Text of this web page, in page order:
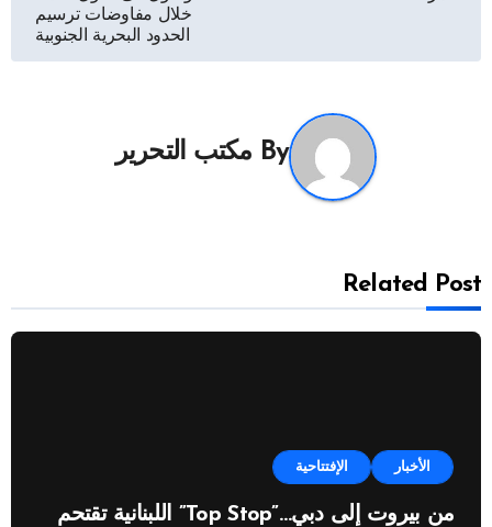
خلال مفاوضات ترسيم
الحدود البحرية الجنوبية
By مكتب التحرير
Related Post
الأخبار الإفتتاحية
من بيروت إلى دبي…”Top Stop” اللبنانية تقتحم